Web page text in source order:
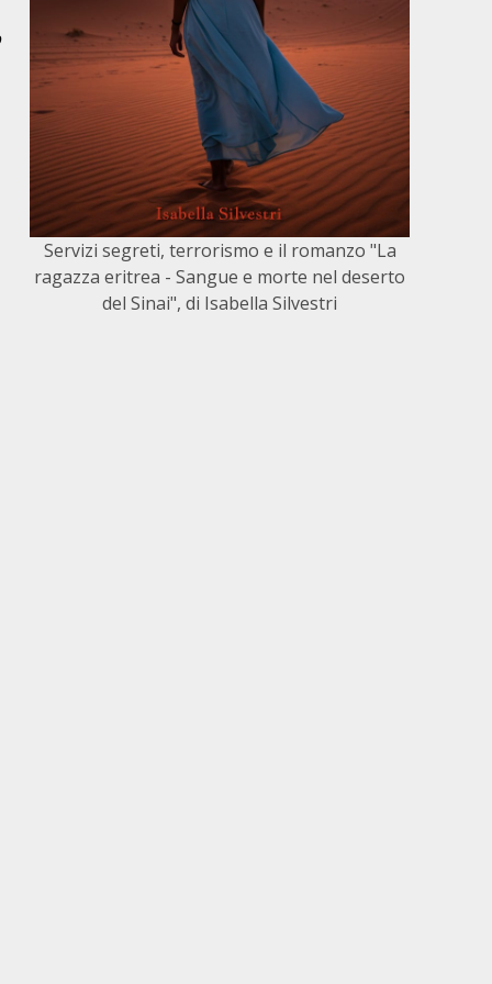
Servizi segreti, terrorismo e il romanzo "La
ragazza eritrea - Sangue e morte nel deserto
del Sinai", di Isabella Silvestri